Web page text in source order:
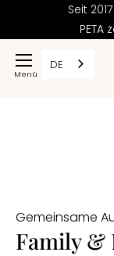
Seit
PETA
DE
Gemeinsame
Family &